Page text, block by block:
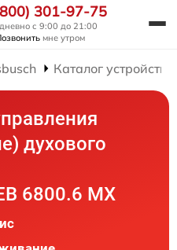
301-97-75
с 9:00 до 21:00
мне утром
Каталог устройств
духового
6800.6 MX